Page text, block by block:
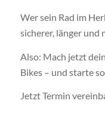
Wer sein Rad im
sicherer, länger und
Also: Mach jetzt
Bikes – und starte
Jetzt Termin